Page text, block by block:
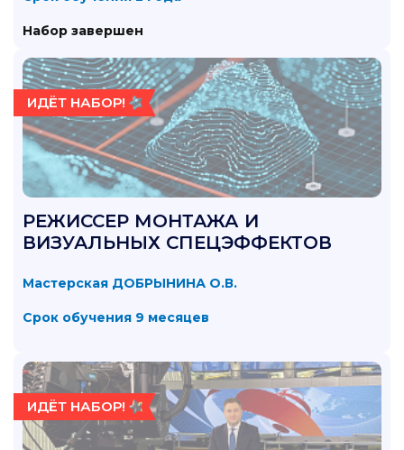
Набор завершен
ИДЁТ НАБОР!
РЕЖИССЕР МОНТАЖА И
ВИЗУАЛЬНЫХ СПЕЦЭФФЕКТОВ
Мастерская ДОБРЫНИНА О.В.
Срок обучения 9 месяцев
ИДЁТ НАБОР!